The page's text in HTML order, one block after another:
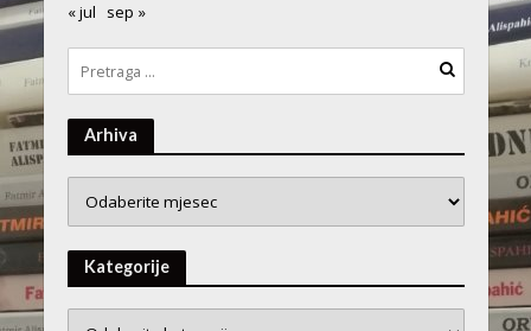
« jul sep »
Arhiva
Kategorije